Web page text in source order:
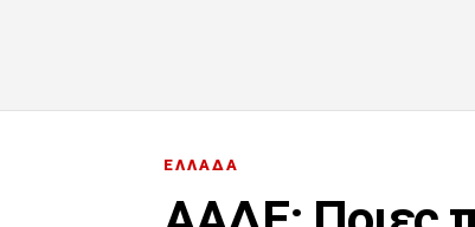
ΕΛΛΑΔΑ